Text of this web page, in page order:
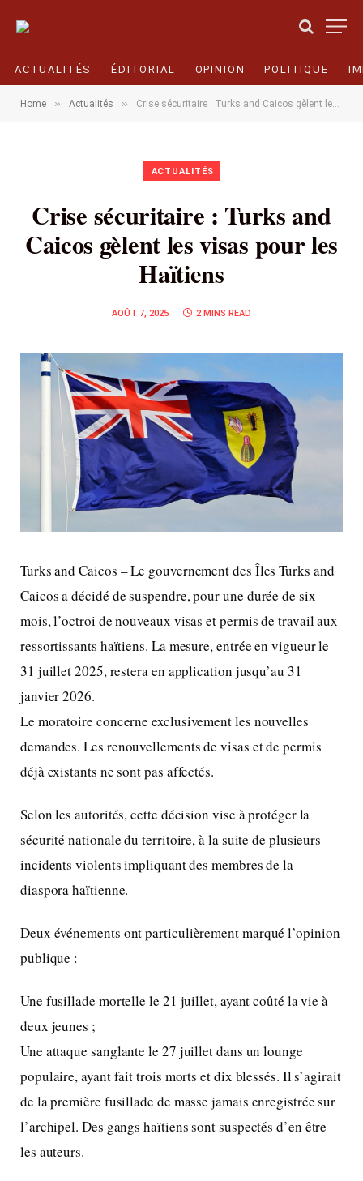
ACTUALITÉS ÉDITORIAL OPINION POLITIQUE
Home » Actualités » Crise sécuritaire : Turks and Caicos gèlent les visas pour les Haïtiens
ACTUALITÉS
Crise sécuritaire : Turks and
Caicos gèlent les visas pour les
Haïtiens
AOÛT 7, 2025 2 MINS READ
Turks and Caicos – Le gouvernement des Îles Turks and
Caicos a décidé de suspendre, pour une durée de six
mois, l’octroi de nouveaux visas et permis de travail aux
ressortissants haïtiens. La mesure, entrée en vigueur le
31 juillet 2025, restera en application jusqu’au 31
janvier 2026.
Le moratoire concerne exclusivement les nouvelles
demandes. Les renouvellements de visas et de permis
déjà existants ne sont pas affectés.
Selon les autorités, cette décision vise à protéger la
sécurité nationale du territoire, à la suite de plusieurs
incidents violents impliquant des membres de la
diaspora haïtienne.
Deux événements ont particulièrement marqué l’opinion
publique :
Une fusillade mortelle le 21 juillet, ayant coûté la vie à
deux jeunes ;
Une attaque sanglante le 27 juillet dans un lounge
populaire, ayant fait trois morts et dix blessés. Il s’agirait
de la première fusillade de masse jamais enregistrée sur
l’archipel. Des gangs haïtiens sont suspectés d’en être
les auteurs.